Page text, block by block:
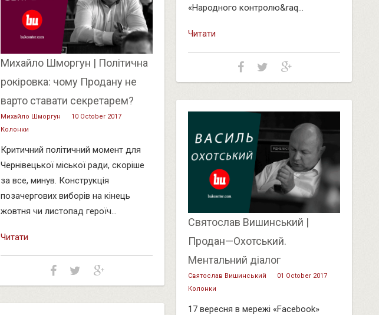
«Народного контролю&raq...
Читати
Михайло Шморгун | Політична
рокіровка: чому Продану не
варто ставати секретарем?
Михайло Шморгун
10 October 2017
Колонки
Критичний політичний момент для
Чернівецької міської ради, скоріше
за все, минув. Конструкція
позачергових виборів на кінець
жовтня чи листопад героїч...
Читати
Святослав Вишинський |
Продан—Охотський.
Ментальний діалог
Святослав Вишинський
01 October 2017
Колонки
17 вересня в мережі «Facebook»